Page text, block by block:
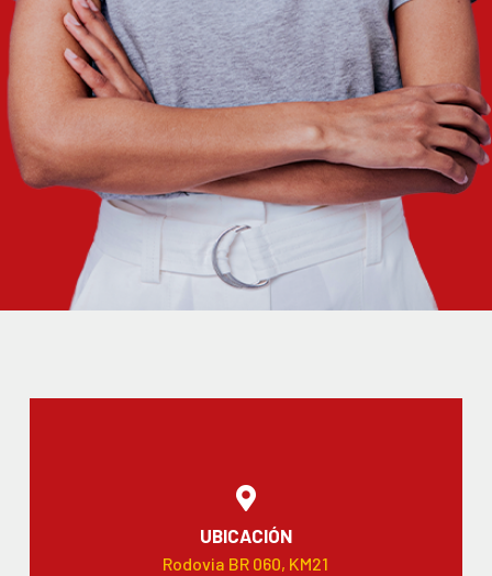
UBICACIÓN
Rodovia BR 060, KM21